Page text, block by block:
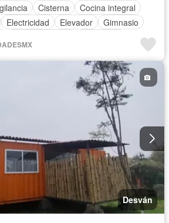
Cisterna
Cocina integral
Electricidad Elevador
Gimnasio
Sin amueblar
Desván